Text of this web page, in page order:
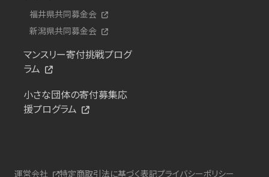
福井県共同募金会
新潟県共同募金会
マンスリー寄付挑戦プログ
ラム
小さな団体の寄付募集応
援プログラム
運営会社 特定商取引法に基づく表記プライバシーポリシー